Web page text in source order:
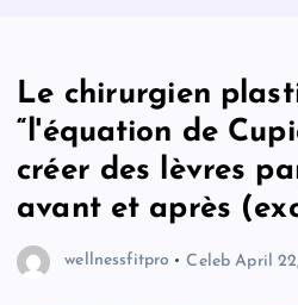
Le chirurgien
“l'équation de
créer des lèvres
avant et après
wellnessfitpro Celeb April